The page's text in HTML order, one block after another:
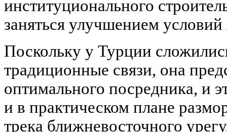
институционального
заняться улучшением
Поскольку у Турции
традиционные связи, она
оптимального посредника, и
и в практическом плане
трека ближневосточного